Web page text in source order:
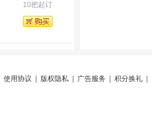
10把起订
使用协议 版权隐私| 广告服务 积分换礼|